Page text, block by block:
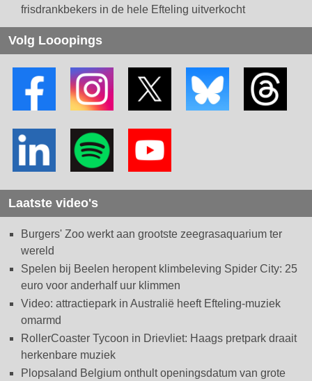
frisdrankbekers in de hele Efteling uitverkocht
Volg Looopings
Laatste video's
Burgers' Zoo werkt aan grootste zeegrasaquarium ter
wereld
Spelen bij Beelen heropent klimbeleving Spider City: 25
euro voor anderhalf uur klimmen
Video: attractiepark in Australië heeft Efteling-muziek
omarmd
RollerCoaster Tycoon in Drievliet: Haags pretpark draait
herkenbare muziek
Plopsaland Belgium onthult openingsdatum van grote